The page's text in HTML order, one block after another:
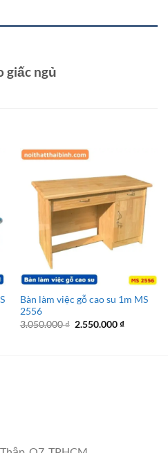
giấc ngủ
Bàn làm việc gỗ cao su 1m MS
2556
3.050.000₫ Giá
2.550.000₫Giá